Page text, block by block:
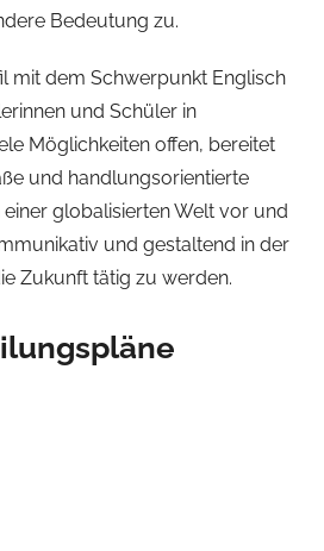
Bedeutung zu.
mit dem Schwerpunkt Englisch
und Schüler in
Möglichkeiten offen, bereitet
und handlungsorientierte
globalisierten Welt vor und
und gestaltend in der
Zukunft tätig zu werden.